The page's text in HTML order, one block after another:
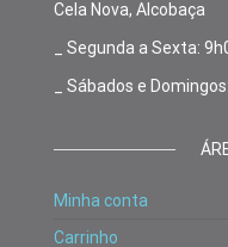
Cela Nova, Alcobaça
_ Segunda a Sexta:
_ Sábados e
Minha conta
Carrinho